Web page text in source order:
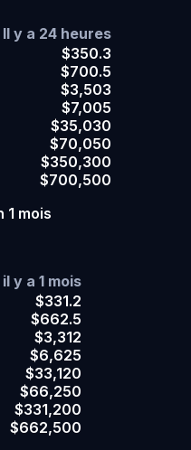
Il y a 24 heures
$350.3
$700.5
$3,503
$7,005
$35,030
$70,050
$350,300
$700,500
1 mois
il y a 1 mois
$331.2
$662.5
$3,312
$6,625
$33,120
$66,250
$331,200
$662,500